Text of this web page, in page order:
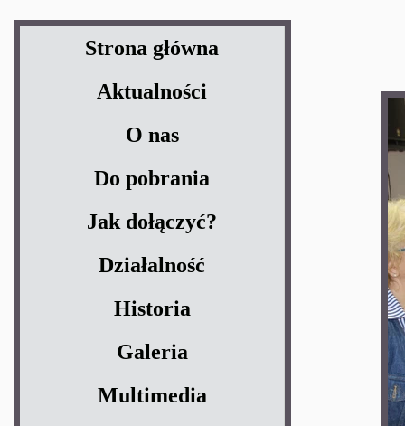
Strona główna
Aktualności
O nas
Do pobrania
Jak dołączyć?
Działalność
Historia
Galeria
Multimedia